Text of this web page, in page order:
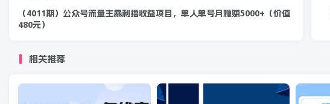
（4011期）公众号流量主暴利撸收益项目，单人单号月稳赚5000+（价值
480元）
相关推荐